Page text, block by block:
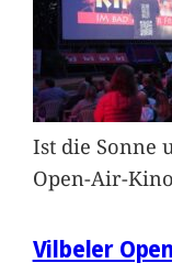
Ist die Sonne
Open-Air-
Vilbeler